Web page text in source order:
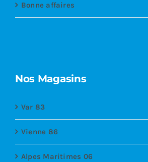
Bonne affaires
Nos Magasins
Var 83
Vienne 86
Alpes Maritimes 06